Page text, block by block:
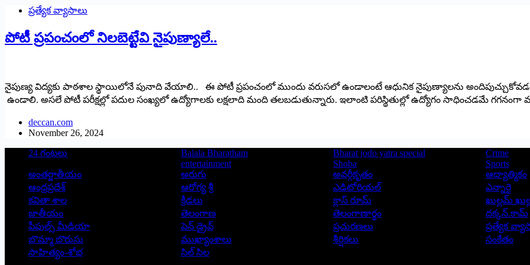
ప్రత్యేక వ్యాసాలు
పోటీ ప్ర‌పంచ‌ంలో నిలబెట్టేవి నైపుణ్యాలే..
నైపుణ్య విద్యకు పాఠశాల స్థాయిలోనే పునాది వేయాలి.. ఈ పోటీ ప్రపంచంలో ముందు వరుసలో ఉండాలంటే ఆధునిక నైపుణ్యాల‌ను అందిపుచ్చుకోవ‌డం
ఉండాలి. అసలే పోటీ ప‌రీక్ష‌ల్లో పదుల సంఖ్యలో ఉద్యోగాలకు లక్షలాది మంది త‌ల‌బ‌డుతున్నారు. ఇలాంటి పరిస్థితుల్లో ఉద్యోగం సాధించడమే
deccan.com
November 26, 2024
24 గంటలు
Balala Bharatham Bharat jodo yatra special Crime
entertainment
Shoba Sports
అంతర్జాతీయం
అరుగు అవర్గీకృతం ఆద్యాత్మికం
ఆంధ్రప్రదేశ్
ఆరోగ్య శ్రీ ఎడిటోరియల్ ఎన్నారై
కవితా శాల
క్రీడలు క్లాస్ రూమ్ ఖుల్లమ్
జాతీయం
తెలంగాణ తెలంగాణార్థం దక్కన్.కామ్
పీపుల్స్ ‌మీడియా
పెన్ డ్రైవ్ ప్రచురణలు ప్రత్యేక
బొమ్మా బొరుసు
ముఖ్యాంశాలు శీర్షికలు సంకేతం
సాహిత్యం-శోభ
సిల్ సిల